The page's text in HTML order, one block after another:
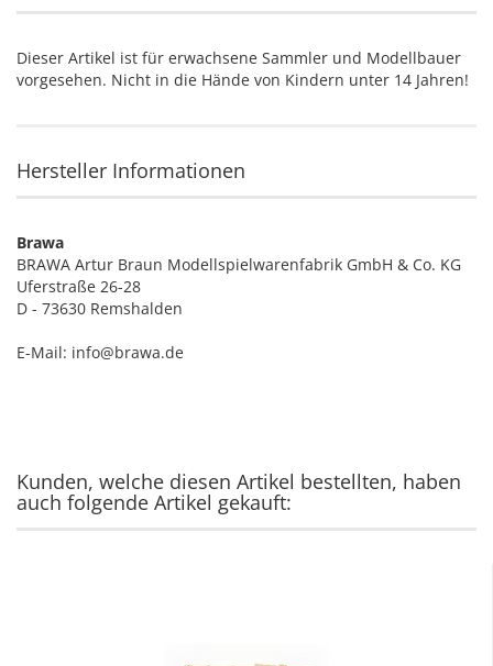
Dieser Artikel ist für erwachsene Sammler und Modellbauer
vorgesehen. Nicht in die Hände von Kindern unter 14 Jahren!
Hersteller Informationen
Brawa
BRAWA Artur Braun Modellspielwarenfabrik GmbH & Co. KG
Uferstraße 26-28
D - 73630 Remshalden
E-Mail: info@brawa.de
Kunden, welche diesen Artikel bestellten, haben
auch folgende Artikel gekauft: